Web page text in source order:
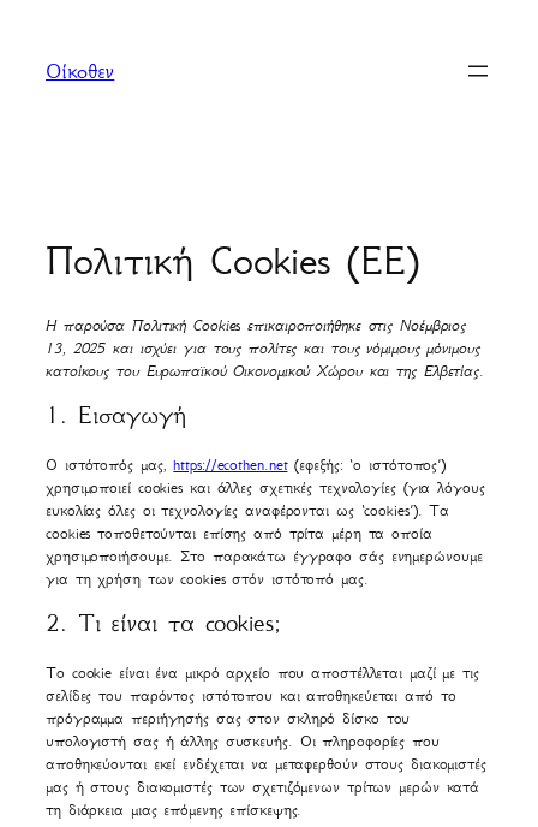
περιεχόμενο
Οίκοθεν
Πολιτική Cookies (ΕΕ)
Η παρούσα Πολιτική Cookies επικαιροποιήθηκε στις Νοέμβριος
13, 2025 και ισχύει για τους πολίτες και τους νόμιμους μόνιμους
κατοίκους του Ευρωπαϊκού Οικονομικού Χώρου και της Ελβετίας.
1. Εισαγωγή
Ο ιστότοπός μας,https://ecothen.net(εφεξής: ‘ο ιστότοπος’)
χρησιμοποιεί cookies και άλλες σχετικές τεχνολογίες (για λόγους
ευκολίας όλες οι τεχνολογίες αναφέρονται ως ‘cookies’). Τα
cookies τοποθετούνται επίσης από τρίτα μέρη τα οποία
χρησιμοποιήσουμε. Στο παρακάτω έγγραφο σάς ενημερώνουμε
για τη χρήση των cookies στόν ιστότοπό μας.
2. Τι είναι τα cookies;
Το cookie είναι ένα μικρό αρχείο που αποστέλλεται μαζί με τις
σελίδες του παρόντος ιστότοπου και αποθηκεύεται από το
πρόγραμμα περιήγησής σας στον σκληρό δίσκο του
υπολογιστή σας ή άλλης συσκευής. Οι πληροφορίες που
αποθηκεύονται εκεί ενδέχεται να μεταφερθούν στους διακομιστές
μας ή στους διακομιστές των σχετιζόμενων τρίτων μερών κατά
τη διάρκεια μιας επόμενης επίσκεψης.